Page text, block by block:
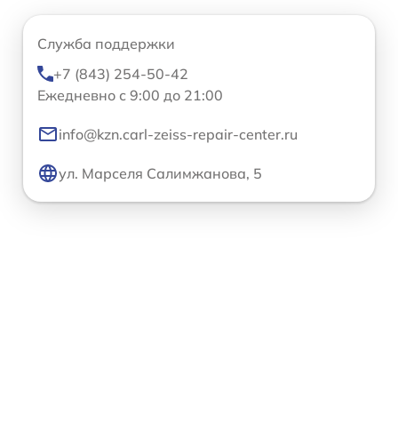
Служба поддержки
+7 (843) 254-50-42
Ежедневно с 9:00 до 21:00
info@kzn.carl-zeiss-repair-center.ru
ул. Марселя Салимжанова, 5